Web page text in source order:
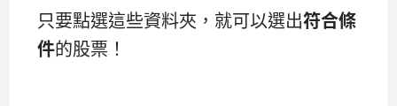
只要點選這些資料夾，就可以選出符合條
件的股票！